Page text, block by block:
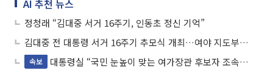
AI 추천 뉴스
정청래 “김대중 서거 16주기, 인동초 정신 기억”
김대중 전 대통령 서거 16주기 추모식 개최…여야 지도부·조국 전대표 등 참배
속보 대통령실 “국민 눈높이 맞는 여가장관 후보자 조속히 찾겠다”